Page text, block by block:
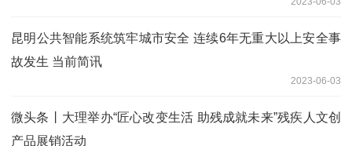
昆明公共智能系统筑牢城市安全 连续6年无重大以上安全事
故发生 当前简讯
2023-06-03
微头条丨大理举办“匠心改变生活 助残成就未来”残疾人文创
产品展销活动